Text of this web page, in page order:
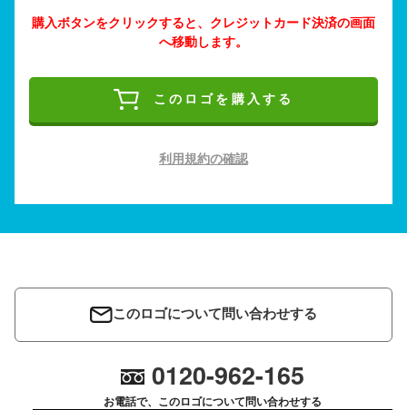
購入ボタンをクリックすると、クレジットカード決済の画面
へ移動します。
このロゴを購入する
利用規約の確認
このロゴについて問い合わせする
0120-962-165
お電話で、このロゴについて問い合わせする